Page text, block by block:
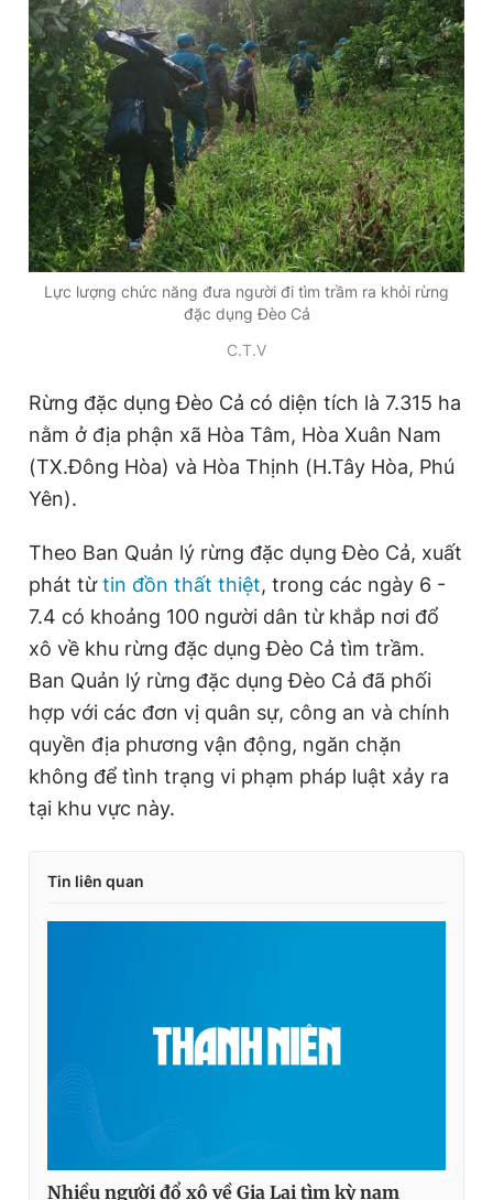
Lực lượng chức năng đưa người đi tìm trầm ra khỏi rừng
đặc dụng Đèo Cả
C.T.V
Rừng đặc dụng Đèo Cả có diện tích là 7.315 ha
nằm ở địa phận xã Hòa Tâm, Hòa Xuân Nam
(TX.Đông Hòa) và Hòa Thịnh (H.Tây Hòa, Phú
Yên).
Theo Ban Quản lý rừng đặc dụng Đèo Cả, xuất
phát từtin đồn thất thiệt, trong các ngày 6 -
7.4 có khoảng 100 người dân từ khắp nơi đổ
xô về khu rừng đặc dụng Đèo Cả tìm trầm.
Ban Quản lý rừng đặc dụng Đèo Cả đã phối
hợp với các đơn vị quân sự, công an và chính
quyền địa phương vận động, ngăn chặn
không để tình trạng vi phạm pháp luật xảy ra
tại khu vực này.
Tin liên quan
Nhiều người đổ xô về Gia Lai tìm kỳ nam